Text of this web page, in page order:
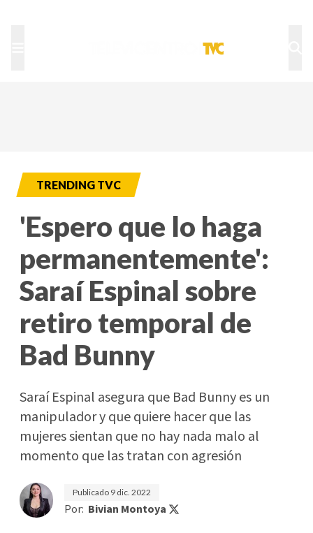
TRENDING TVC
'Espero que lo haga
permanentemente':
Saraí Espinal sobre
retiro temporal de
Bad Bunny
Saraí Espinal asegura que Bad Bunny es un
manipulador y que quiere hacer que las
mujeres sientan que no hay nada malo al
momento que las tratan con agresión
Publicado 9 dic. 2022
Por: Bivian Montoya